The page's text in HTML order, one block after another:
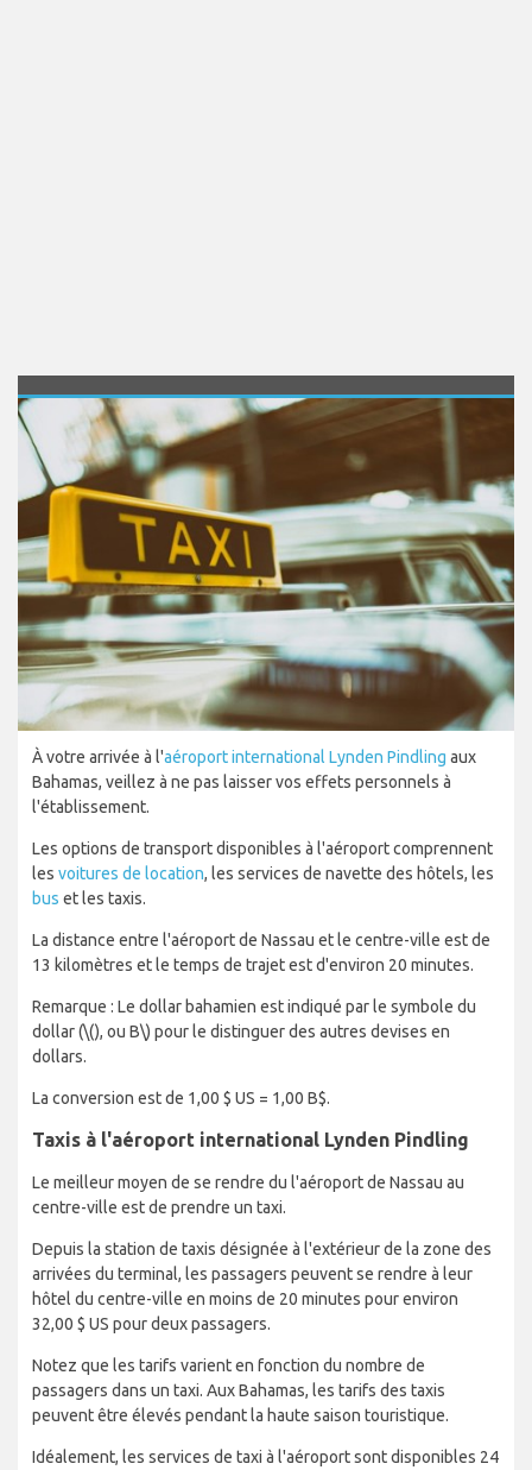
À votre arrivée à l'aéroport international Lynden Pindling aux
Bahamas, veillez à ne pas laisser vos effets personnels à
l'établissement.
Les options de transport disponibles à l'aéroport comprennent
les voitures de location, les services de navette des hôtels, les
bus et les taxis.
La distance entre l'aéroport de Nassau et le centre-ville est de
13 kilomètres et le temps de trajet est d'environ 20 minutes.
Remarque : Le dollar bahamien est indiqué par le symbole du
dollar (\(), ou B\) pour le distinguer des autres devises en
dollars.
La conversion est de 1,00 $ US = 1,00 B$.
Taxis à l'aéroport international Lynden Pindling
Le meilleur moyen de se rendre du l'aéroport de Nassau au
centre-ville est de prendre un taxi.
Depuis la station de taxis désignée à l'extérieur de la zone des
arrivées du terminal, les passagers peuvent se rendre à leur
hôtel du centre-ville en moins de 20 minutes pour environ
32,00 $ US pour deux passagers.
Notez que les tarifs varient en fonction du nombre de
passagers dans un taxi. Aux Bahamas, les tarifs des taxis
peuvent être élevés pendant la haute saison touristique.
Idéalement, les services de taxi à l'aéroport sont disponibles 24